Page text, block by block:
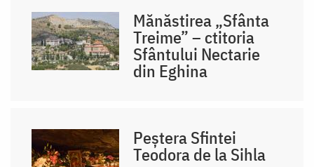
Mănăstirea „Sfânta
Treime” – ctitoria
Sfântului Nectarie
din Eghina
Peștera Sfintei
Teodora de la Sihla